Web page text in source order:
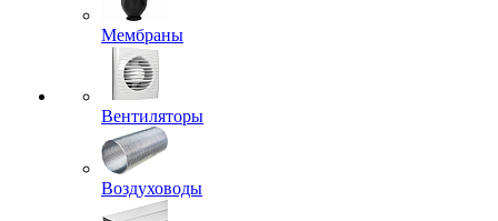
Мембраны
Вентиляторы
Воздуховоды